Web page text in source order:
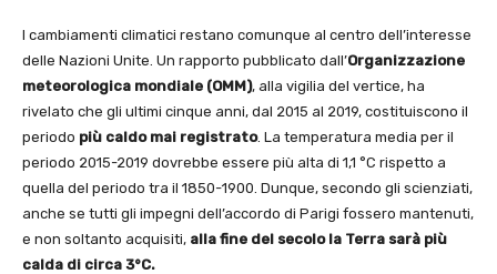
I cambiamenti climatici restano comunque al centro dell’interesse
delle Nazioni Unite. Un rapporto pubblicato dall’Organizzazione
meteorologica mondiale (OMM), alla vigilia del vertice, ha
rivelato che gli ultimi cinque anni, dal 2015 al 2019, costituiscono il
periodo più caldo mai registrato. La temperatura media per il
periodo 2015-2019 dovrebbe essere più alta di 1,1 °C rispetto a
quella del periodo tra il 1850-1900. Dunque, secondo gli scienziati,
anche se tutti gli impegni dell’accordo di Parigi fossero mantenuti,
e non soltanto acquisiti, alla fine del secolo la Terra sarà più
calda di circa 3°C.